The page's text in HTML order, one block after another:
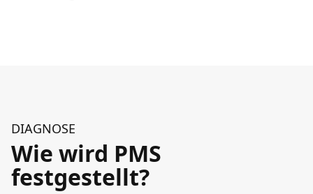
DIAGNOSE
Wie wird PMS
festgestellt?